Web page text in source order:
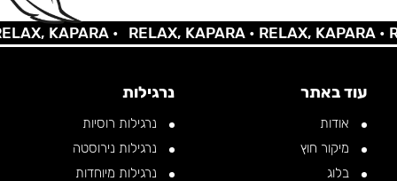
KAPARA • RELAX, KAPARA •RELAX, KAPARA •
עוד באתר
אודות
מיקור חוץ
בלוג
נרגילות
נרגילות רוסיות
נרגילות נירוסטה
נרגילות מיוחדות